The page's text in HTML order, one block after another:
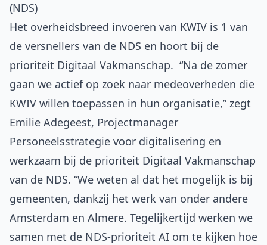
(NDS)
Het overheidsbreed invoeren van KWIV is 1 van
de versnellers van de NDS en hoort bij de
prioriteit Digitaal Vakmanschap. “Na de zomer
gaan we actief op zoek naar medeoverheden die
KWIV willen toepassen in hun organisatie,” zegt
Emilie Adegeest, Projectmanager
Personeelsstrategie voor digitalisering en
werkzaam bij de prioriteit Digitaal Vakmanschap
van de NDS. “We weten al dat het mogelijk is bij
gemeenten, dankzij het werk van onder andere
Amsterdam en Almere. Tegelijkertijd werken we
samen met de NDS-prioriteit AI om te kijken hoe